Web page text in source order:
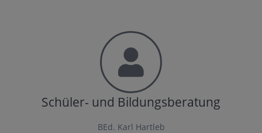
Schüler- und Bildungsberatung
BEd. Karl Hartleb